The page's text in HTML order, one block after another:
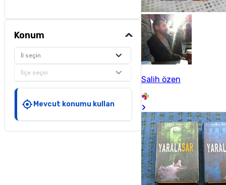
Konum
İl seçin
İlçe seçin
Mevcut konumu kullan
Salih özen